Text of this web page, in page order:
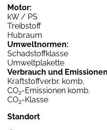
Motor:
kW / PS
Treibstoff
Hubraum
Umweltnormen:
Schadstoffklasse
Umweltplakette
Verbrauch und
Kraftstoffverbr. komb.
CO2-Emissionen komb.
CO2-Klasse
Standort